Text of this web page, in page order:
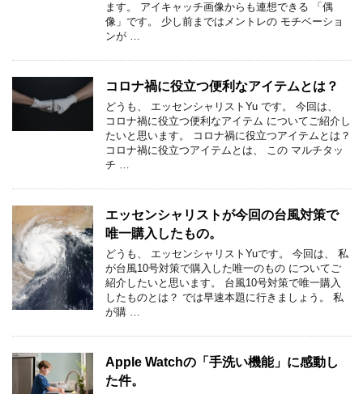
ます。 アイキャッチ画像からも連想できる 「偶
像」です。 少し前まではメントレの モチベーショ
ンが …
コロナ禍に役立つ便利なアイテムとは？
どうも、 エッセンシャリストYu です。 今回は、
コロナ禍に役立つ便利なアイテム についてご紹介し
たいと思います。 コロナ禍に役立つアイテムとは？
コロナ禍に役立つアイテムとは、 この マルチタッ
チ …
エッセンシャリストが今回の台風対策で
唯一購入したもの。
どうも、 エッセンシャリストYuです。 今回は、 私
が台風10号対策で購入した唯一のもの についてご
紹介したいと思います。 台風10号対策で唯一購入
したものとは？ では早速本題に行きましょう。 私
が購 …
Apple Watchの「手洗い機能」に感動し
た件。